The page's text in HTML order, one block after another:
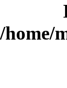
/home/